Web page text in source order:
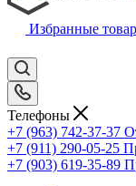
Избранные
Телефоны
+7 (963) 742-37-37
+7 (911) 290-05-25
+7 (903) 619-35-89